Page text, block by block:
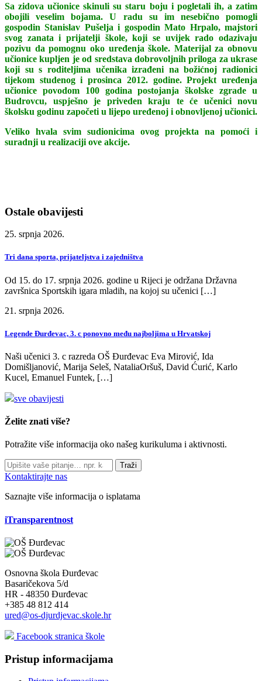
Sa zidova učionice skinuli su staru boju i pogletali ih, a zatim
obojili veselim bojama. U radu su im nesebično pomogli
gospodin Stanislav Pušelja i gospodin Mato Hrpalo, majstori
svog zanata i prijatelji škole, koji se uvijek rado odazivaju
pozivu da pomognu oko uređenja škole. Materijal za obnovu
učionice kupljen je od sredstava dobrovoljnih priloga za ukrase
koji su s roditeljima učenika izrađeni na božićnoj radionici
tijekom studenog i prosinca 2012. godine. Projekt uređenja
učionice povodom 100 godina postojanja školske zgrade u
Budrovcu, uspješno je priveden kraju te će učenici novu
školsku godinu započeti u lijepo uređenoj i obnovljenoj učionici.
Veliko hvala svim sudionicima ovog projekta na pomoći i
suradnji u realizaciji ove akcije.
Ostale obavijesti
25. srpnja 2026.
Tri dana sporta, prijateljstva i zajedništva
Od 15. do 17. srpnja 2026. godine u Rijeci je održana Državna
završnica Sportskih igara mladih, na kojoj su učenici […]
21. srpnja 2026.
Legende Đurđevac, 3. c ponovno među najboljima u Hrvatskoj
Naši učenici 3. c razreda OŠ Đurđevac Eva Mirović, Ida
Domišljanović, Marija Seleš, NataliaOršuš, David Ćurić, Karlo
Kucel, Emanuel Funtek, […]
sve obavijesti
Želite znati više?
Potražite više informacija oko našeg kurikuluma i aktivnosti.
Traži
Kontaktirajte nas
Saznajte više informacija o isplatama
iTransparentnost
Osnovna škola Đurđevac
Basaričekova 5/d
HR - 48350 Đurđevac
+385 48 812 414
ured@os-djurdjevac.skole.hr
Facebook stranica škole
Pristup informacijama